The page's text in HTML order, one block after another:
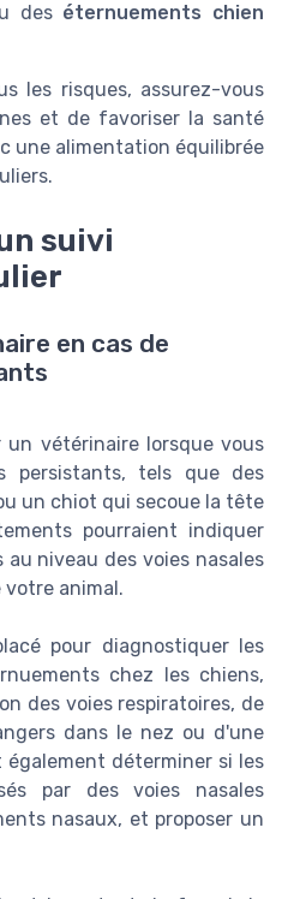
des éternuements chien
les risques, assurez-vous
et de favoriser la santé
une alimentation équilibrée
suivi
en cas de
un vétérinaire lorsque vous
persistants, tels que des
un chiot qui secoue la tête
pourraient indiquer
au niveau des voies nasales
votre animal.
pour diagnostiquer les
chez les chiens,
des voies respiratoires, de
dans le nez ou d'une
déterminer si les
par des voies nasales
nasaux, et proposer un